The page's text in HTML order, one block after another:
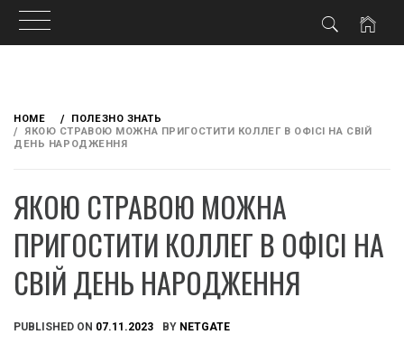
content
HOME
ПОЛЕЗНО ЗНАТЬ
ЯКОЮ СТРАВОЮ МОЖНА ПРИГОСТИТИ КОЛЛЕГ В ОФІСІ НА СВІЙ
ДЕНЬ НАРОДЖЕННЯ
ЯКОЮ СТРАВОЮ МОЖНА
ПРИГОСТИТИ КОЛЛЕГ В ОФІСІ НА
СВІЙ ДЕНЬ НАРОДЖЕННЯ
PUBLISHED ON 07.11.2023 BY NETGATE